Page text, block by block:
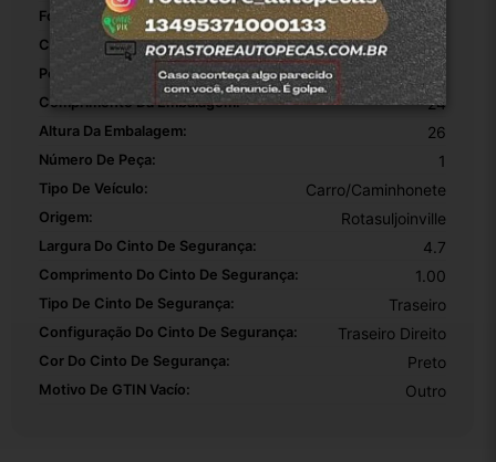
Fonte Do Produto: Brasil
Código OEM: 1
Peso Da Embalagem: 0.800
Comprimento Da Embalagem: 24
Altura Da Embalagem: 26
Número De Peça: 1
Tipo De Veículo: Carro/Caminhonete
Origem: Rotasuljoinville
Largura Do Cinto De Segurança: 4.7
Comprimento Do Cinto De Segurança: 1.00
Tipo De Cinto De Segurança: Traseiro
Configuração Do Cinto De Segurança: Traseiro Direito
Cor Do Cinto De Segurança: Preto
Motivo De GTIN Vacío: Outro